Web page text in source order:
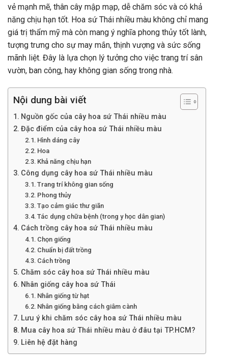
vẻ mạnh mẽ, thân cây mập mạp, dễ chăm sóc và có khả
năng chịu hạn tốt. Hoa sứ Thái nhiều màu không chỉ mang
giá trị thẩm mỹ mà còn mang ý nghĩa phong thủy tốt lành,
tượng trưng cho sự may mắn, thịnh vượng và sức sống
mãnh liệt. Đây là lựa chọn lý tưởng cho việc trang trí sân
vườn, ban công, hay không gian sống trong nhà.
Nội dung bài viết
Nguồn gốc của cây hoa sứ Thái nhiều màu
Đặc điểm của cây hoa sứ Thái nhiều màu
Hình dáng cây
Hoa
Khả năng chịu hạn
Công dụng cây hoa sứ Thái nhiều màu
Trang trí không gian sống
Phong thủy
Tạo cảm giác thư giãn
Tác dụng chữa bệnh (trong y học dân gian)
Cách trồng cây hoa sứ Thái nhiều màu
Chọn giống
Chuẩn bị đất trồng
Cách trồng
Chăm sóc cây hoa sứ Thái nhiều màu
Nhân giống cây hoa sứ Thái
Nhân giống từ hạt
Nhân giống bằng cách giâm cành
Lưu ý khi chăm sóc cây hoa sứ Thái nhiều màu
Mua cây hoa sứ Thái nhiều màu ở đâu tại TP.HCM?
Liên hệ đặt hàng